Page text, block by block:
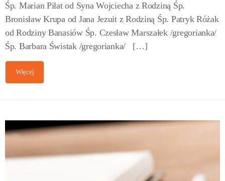
Śp. Marian Piłat od Syna Wojciecha z Rodziną Śp.
Bronisław Krupa od Jana Jezuit z Rodziną Śp. Patryk Różak
od Rodziny Banasiów Śp. Czesław Marszałek /gregorianka/
Śp. Barbara Świstak /gregorianka/ […]
Więcej